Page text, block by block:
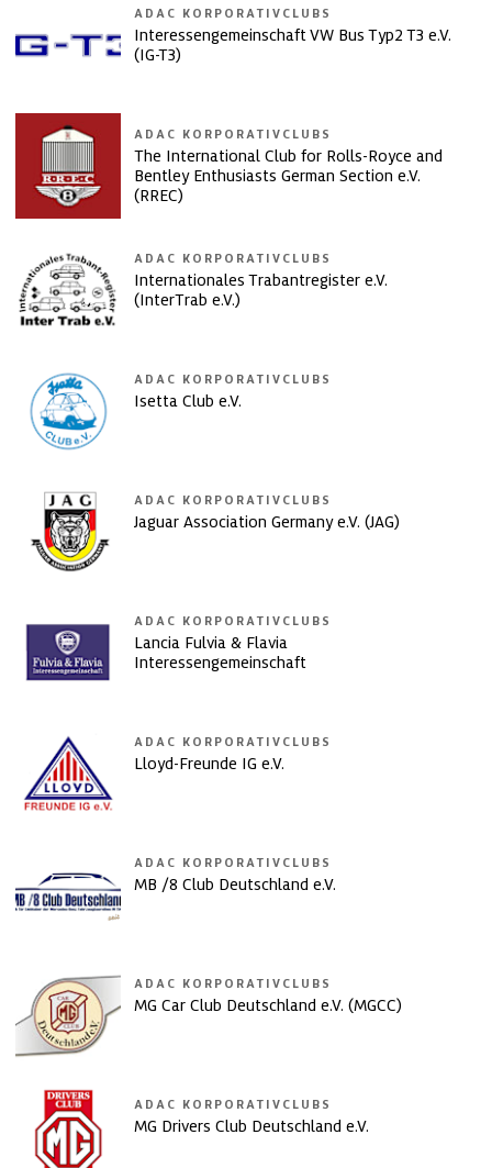
ADAC KORPORATIVCLUBS
Interessengemeinschaft VW Bus Typ2 T3 e.V.
(IG-T3)
ADAC KORPORATIVCLUBS
The International Club for Rolls-Royce and
Bentley Enthusiasts German Section e.V.
(RREC)
ADAC KORPORATIVCLUBS
Internationales Trabantregister e.V.
(InterTrab e.V.)
ADAC KORPORATIVCLUBS
Isetta Club e.V.
ADAC KORPORATIVCLUBS
Jaguar Association Germany e.V. (JAG)
ADAC KORPORATIVCLUBS
Lancia Fulvia & Flavia
Interessengemeinschaft
ADAC KORPORATIVCLUBS
Lloyd-Freunde IG e.V.
ADAC KORPORATIVCLUBS
MB /8 Club Deutschland e.V.
ADAC KORPORATIVCLUBS
MG Car Club Deutschland e.V. (MGCC)
ADAC KORPORATIVCLUBS
MG Drivers Club Deutschland e.V.